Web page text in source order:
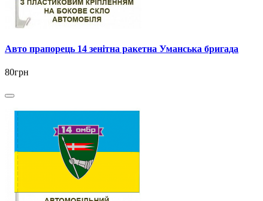
Авто прапорець 14 зенітна ракетна Уманська бригада
80грн